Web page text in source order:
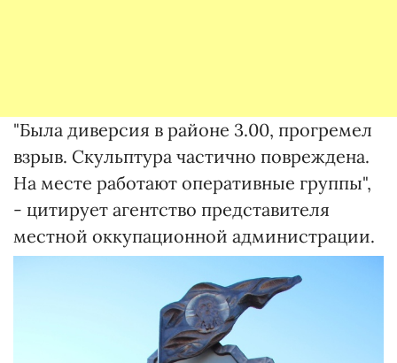
"Была диверсия в районе 3.00, прогремел
взрыв. Скульптура частично повреждена.
На месте работают оперативные группы",
- цитирует агентство представителя
местной оккупационной администрации.